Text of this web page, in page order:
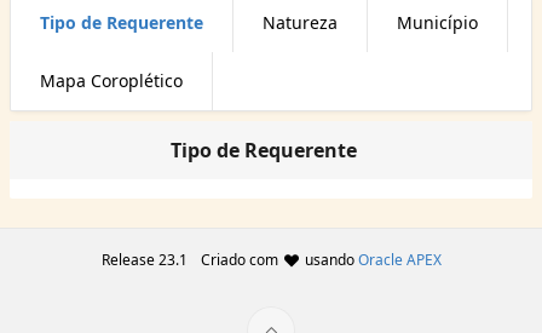
Tipo de Requerente Natureza Município
Mapa Coroplético
Tipo de Requerente
Release 23.1 Criado com usandoOracle APEX